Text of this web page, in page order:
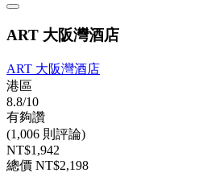
ART 大阪灣酒店
ART 大阪灣酒店
港區
8.8/10
有夠讚
(1,006 則評論)
NT$1,942
總價 NT$2,198